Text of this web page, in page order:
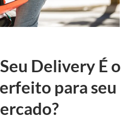
Delivery É o
para seu